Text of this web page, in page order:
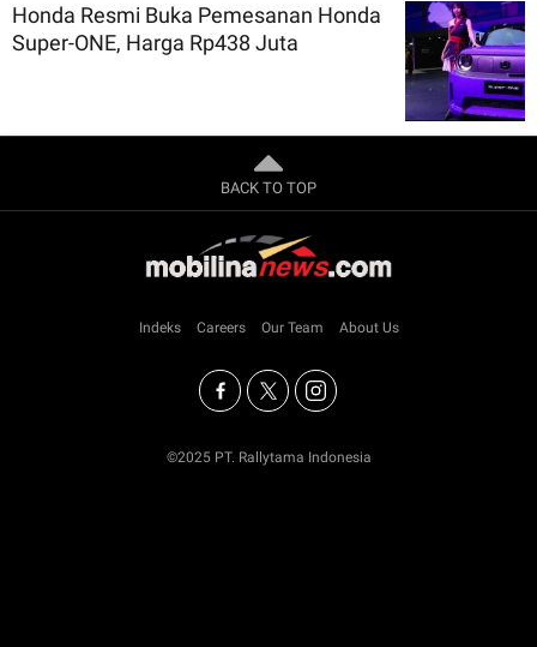
Honda Resmi Buka Pemesanan Honda
Super-ONE, Harga Rp438 Juta
BACK TO TOP
Indeks Careers Our Team About Us
©2025 PT. Rallytama Indonesia